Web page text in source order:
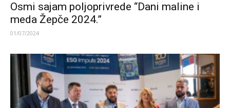
Osmi sajam poljoprivrede “Dani maline i
meda Žepče 2024.”
01/07/2024